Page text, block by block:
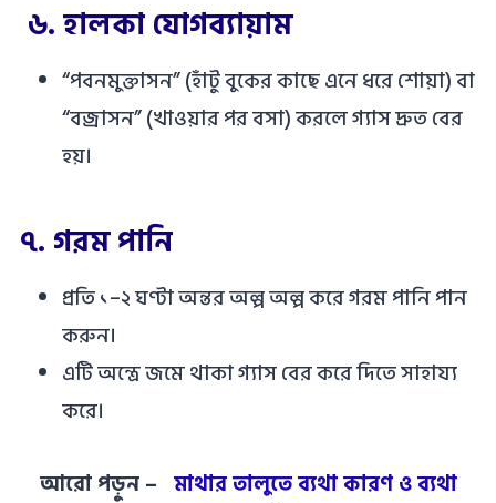
৬.হালকা যোগব্যায়াম
“পবনমুক্তাসন” (হাঁটু বুকের কাছে এনে ধরে শোয়া) বা
“বজ্রাসন” (খাওয়ার পর বসা) করলে গ্যাস দ্রুত বের
হয়।
৭. গরম পানি
প্রতি ১–২ ঘণ্টা অন্তর অল্প অল্প করে গরম পানি পান
করুন।
এটি অন্ত্রে জমে থাকা গ্যাস বের করে দিতে সাহায্য
করে।
আরো পড়ুন – মাথার তালুতে ব্যথা কারণ ও ব্যথা